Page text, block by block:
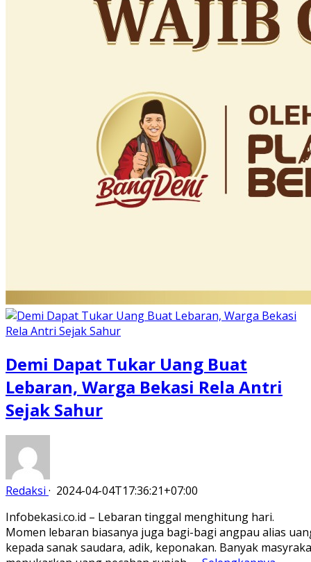
Demi Dapat Tukar Uang Buat
Lebaran, Warga Bekasi Rela Antri
Sejak Sahur
Redaksi · 2024-04-04T17:36:21+07:00
Infobekasi.co.id – Lebaran tinggal menghitung hari.
Momen lebaran biasanya juga bagi-bagi angpau alias
kepada sanak saudara, adik, keponakan. Banyak